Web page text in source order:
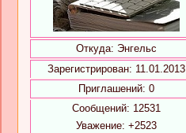
Откуда: Энгельс
Зарегистрирован: 11.01.2013
Приглашений: 0
Сообщений: 12531
Уважение: +2523